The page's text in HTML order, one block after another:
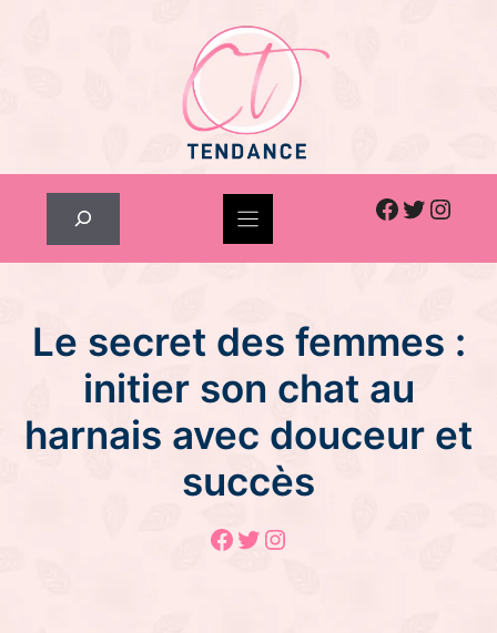
Facebook
Twitter
Le secret des femmes :
initier son chat au
harnais avec douceur et
succès
Facebook
Twitter
Instagram